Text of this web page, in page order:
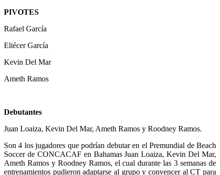
PIVOTES
Rafael García
Eliécer García
Kevin Del Mar
Ameth Ramos
Debutantes
Juan Loaiza, Kevin Del Mar, Ameth Ramos y Roodney Ramos.
Son 4 los jugadores que podrían debutar en el Premundial de Beach
Soccer de CONCACAF en Bahamas Juan Loaiza, Kevin Del Mar,
Ameth Ramos y Roodney Ramos, el cual durante las 3 semanas de
entrenamientos pudieron adaptarse al grupo y convencer al CT para